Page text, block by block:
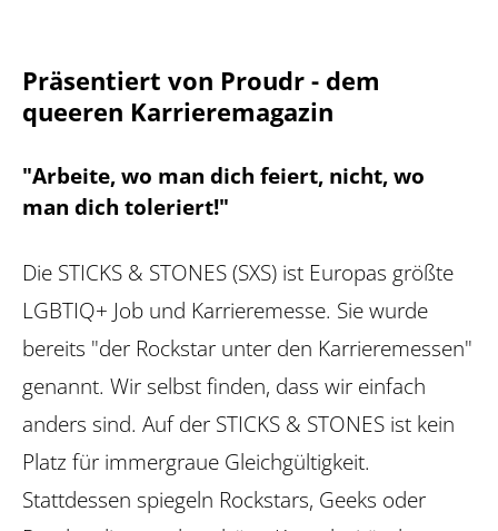
Präsentiert von Proudr - dem
queeren Karrieremagazin
"Arbeite, wo man dich feiert, nicht, wo
man dich toleriert!"
Die STICKS & STONES (SXS) ist Europas größte
LGBTIQ+ Job und Karrieremesse. Sie wurde
bereits "der Rockstar unter den Karrieremessen"
genannt. Wir selbst finden, dass wir einfach
anders sind. Auf der STICKS & STONES ist kein
Platz für immergraue Gleichgültigkeit.
Stattdessen spiegeln Rockstars, Geeks oder